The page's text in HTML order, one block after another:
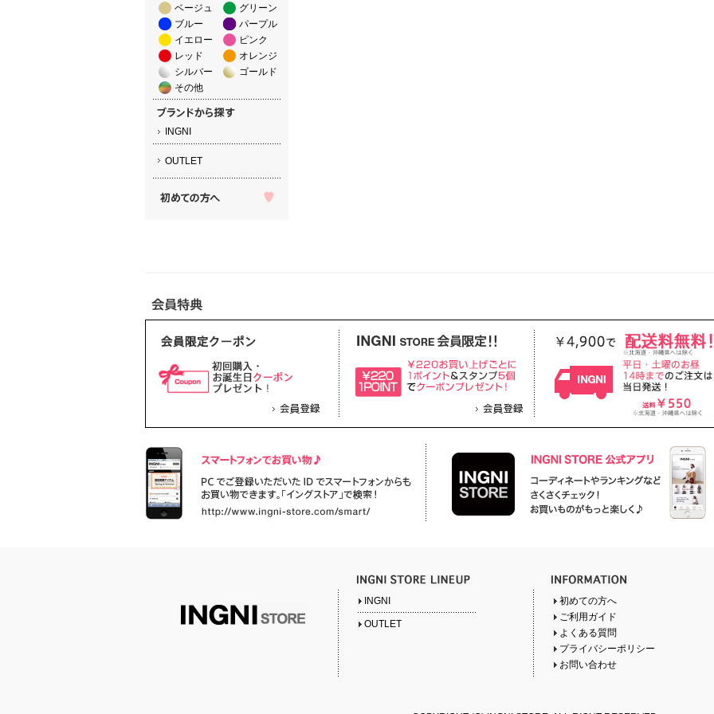
ベージュ
グリーン
ブルー
パープル
イエロー
ピンク
レッド
オレンジ
シルバー
ゴールド
その他
INGNI
OUTLET
INGNI
OUTLET
初めての方へ
ご利用ガイド
よくある質問
プライバシーポリシー
お問い合わせ